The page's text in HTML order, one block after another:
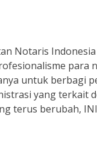
Notaris
para
untuk berbagi
yang terkait
terus berubah,